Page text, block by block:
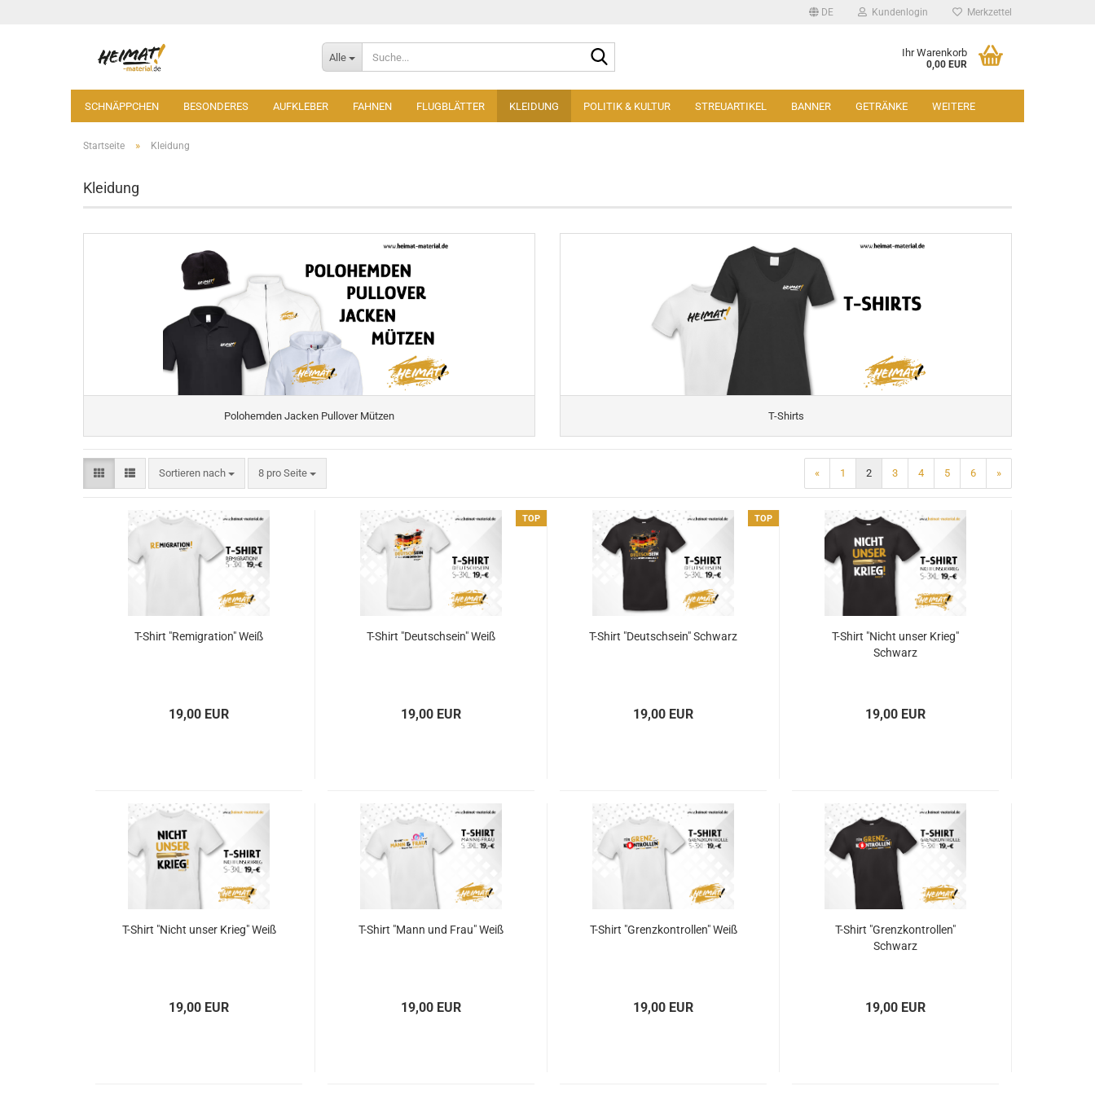
DE Kundenlogin Merkzettel
Alle Ihr Warenkorb
0,00 EUR
SCHNÄPPCHEN BESONDERES AUFKLEBER FAHNEN FLUGBLÄTTER KLEIDUNG POLITIK & KULTUR STREUARTIKEL BANNER GETRÄNKE WEITERE
Startseite » Kleidung
Kleidung
Polohemden Jacken Pullover Mützen T-Shirts
Sortieren nach
Sortieren nach 8 pro Seite
pro Seite « 1 2 3 4 5 6 »
T-Shirt "Remigration" Weiß
19,00 EUR
TOP
T-Shirt "Deutschsein" Weiß
19,00 EUR
TOP
T-Shirt "Deutschsein" Schwarz
19,00 EUR
T-Shirt "Nicht unser Krieg"
Schwarz
19,00 EUR
T-Shirt "Nicht unser Krieg" Weiß
19,00 EUR
T-Shirt "Mann und Frau" Weiß
19,00 EUR
T-Shirt "Grenzkontrollen" Weiß
19,00 EUR
T-Shirt "Grenzkontrollen"
Schwarz
19,00 EUR